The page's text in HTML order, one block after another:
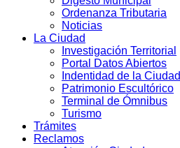
Ordenanza Tributaria
Noticias
La Ciudad
Investigación Territorial
Portal Datos Abiertos
Indentidad de la Ciudad
Patrimonio Escultórico
Terminal de Ómnibus
Turismo
Trámites
Reclamos